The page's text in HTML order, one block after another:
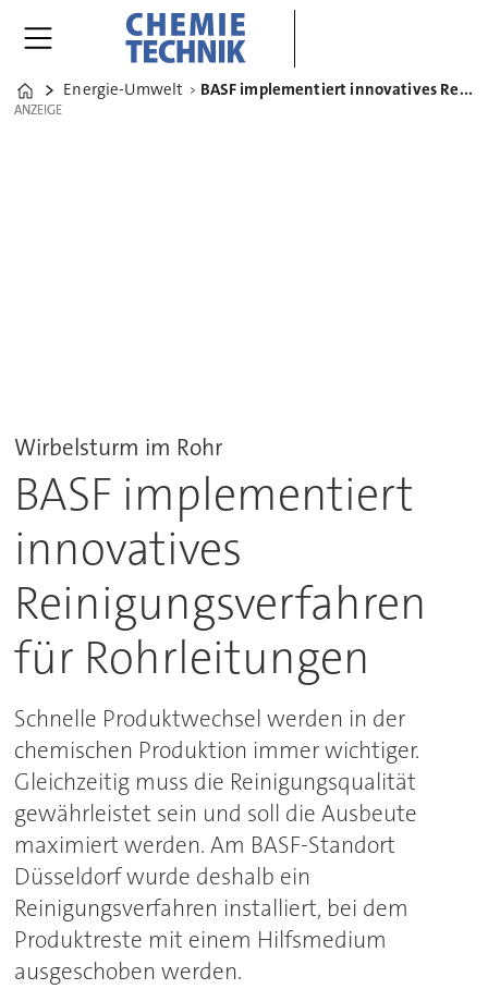
Home
Energie-Umwelt BASF implementiert innovatives Reinigungsverfahren für Rohrleitungen
ANZEIGE
ANZEIGE
Wirbelsturm im Rohr
BASF implementiert
innovatives
Reinigungsverfahren
für Rohrleitungen
Schnelle Produktwechsel werden in der
chemischen Produktion immer wichtiger.
Gleichzeitig muss die Reinigungsqualität
gewährleistet sein und soll die Ausbeute
maximiert werden. Am BASF-Standort
Düsseldorf wurde deshalb ein
Reinigungsverfahren installiert, bei dem
Produktreste mit einem Hilfsmedium
ausgeschoben werden.